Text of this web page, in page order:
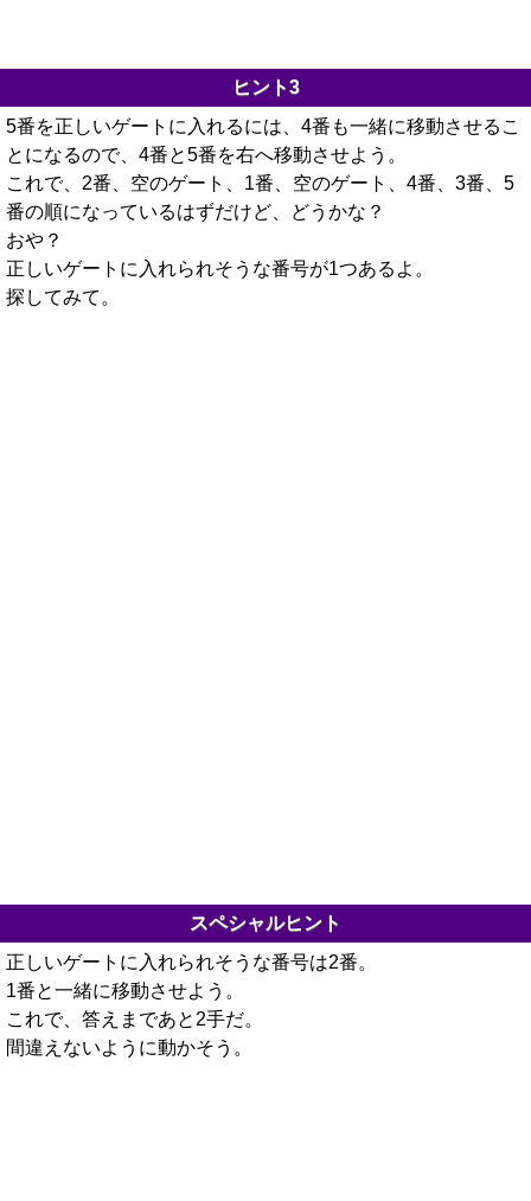
ヒント3
5番を正しいゲートに入れるには、4番も一緒に移動させるこ
とになるので、4番と5番を右へ移動させよう。
これで、2番、空のゲート、1番、空のゲート、4番、3番、5
番の順になっているはずだけど、どうかな？
おや？
正しいゲートに入れられそうな番号が1つあるよ。
探してみて。
スペシャルヒント
正しいゲートに入れられそうな番号は2番。
1番と一緒に移動させよう。
これで、答えまであと2手だ。
間違えないように動かそう。